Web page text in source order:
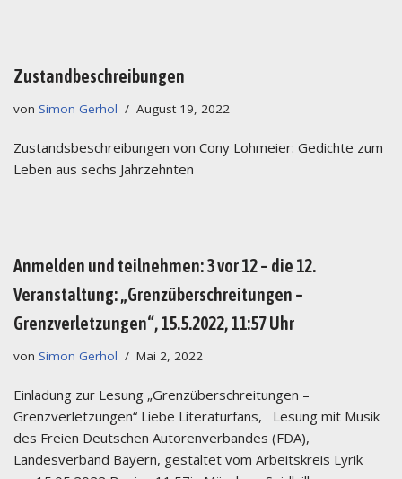
Zustandbeschreibungen
von Simon Gerhol August 19, 2022
Zustandsbeschreibungen von Cony Lohmeier: Gedichte zum
Leben aus sechs Jahrzehnten
Anmelden und teilnehmen: 3 vor 12 – die 12.
Veranstaltung: „Grenzüberschreitungen –
Grenzverletzungen“, 15.5.2022, 11:57 Uhr
von Simon Gerhol Mai 2, 2022
Einladung zur Lesung „Grenzüberschreitungen –
Grenzverletzungen“ Liebe Literaturfans, Lesung mit Musik
des Freien Deutschen Autorenverbandes (FDA),
Landesverband Bayern, gestaltet vom Arbeitskreis Lyrik